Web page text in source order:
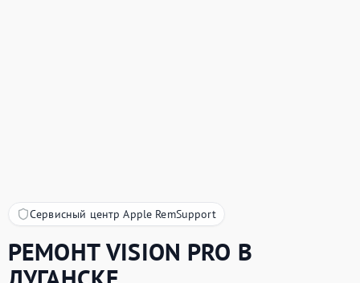
Сервисный центр Apple RemSupport
РЕМОНТVISION PRO В